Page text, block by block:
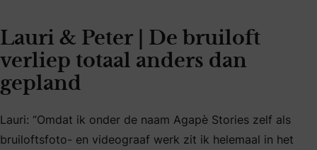
Lauri & Peter | De bruiloft
verliep totaal anders dan
gepland
Lauri: “Omdat ik onder de naam Agapè Stories zelf als
bruiloftsfoto- en videograaf werk zit ik helemaal in het